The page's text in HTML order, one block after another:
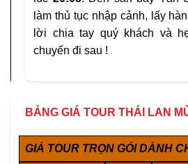
làm thủ tục nhập cảnh, lấy
lời chia tay quý khách và
chuyến đi sau !
BẢNG GIÁ TOUR THÁI LAN
GIÁ TOUR TRỌN GÓI DÀNH